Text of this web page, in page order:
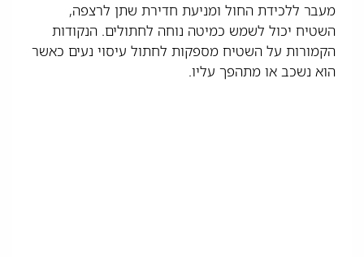
מעבר ללכידת החול ומניעת חדירת שתן לרצפה,
השטיח יכול לשמש כמיטה נוחה לחתולים. הנקודות
הקמורות על השטיח מספקות לחתול עיסוי נעים כאשר
הוא נשכב או מתהפך עליו.